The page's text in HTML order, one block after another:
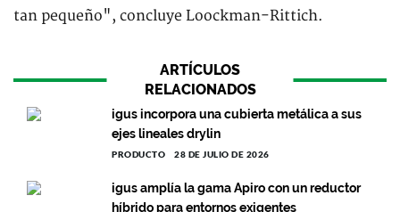
tan pequeño", concluye Loockman-Rittich.
ARTÍCULOS
RELACIONADOS
igus incorpora una cubierta metálica a sus
ejes lineales drylin
PRODUCTO 28 DE JULIO DE 2026
igus amplía la gama Apiro con un reductor
híbrido para entornos exigentes